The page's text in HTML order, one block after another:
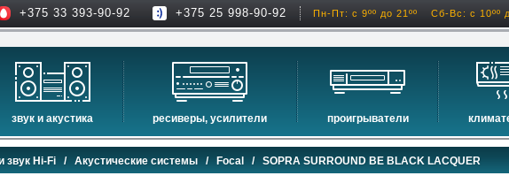
+375 33 393-90-92 +375 25 998-90-92 Пн-Пт: с 9ºº до 21ºº Сб-Вс: с 10ºº
звук и акустика
hi-fi акустика
музыкальные центры
ресиверы, усилители
проекторы
экраны для проекторов
проигрыватели
сетевые проигрыватели
проигрыватели виниловых дисков
звук Hi-Fi / Акустические системы / Focal / SOPRA SURROUND BE BLACK LACQUER